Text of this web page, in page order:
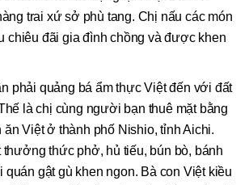
trai xứ sở phù tang. Chị nấu các món
chiêu đãi gia đình chồng và được khen
phải quảng bá ẩm thực Việt đến với đất
là chị cùng người bạn thuê mặt bằng
Việt ở thành phố Nishio, tỉnh Aichi.
thức phở, hủ tiếu, bún bò, bánh
quán gật gù khen ngon. Bà con Việt kiều